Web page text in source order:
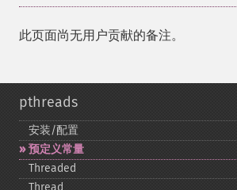
此页面尚无用户贡献的备注。
pthreads
安装/配置
预定义常量
Threaded
Thread